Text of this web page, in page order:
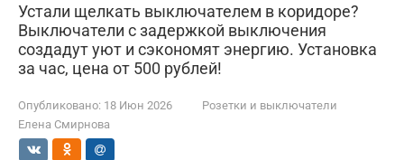
Устали щелкать выключателем в коридоре?
Выключатели с задержкой выключения
создадут уют и сэкономят энергию. Установка
за час, цена от 500 рублей!
Опубликовано: 18 Июн 2026
Розетки и выключатели
Елена Смирнова